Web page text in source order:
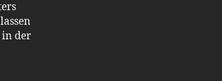
in der